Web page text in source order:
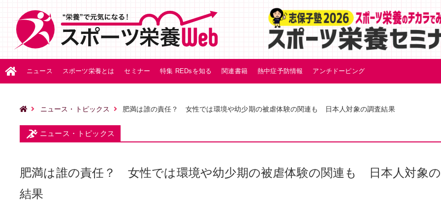
ニュース スポーツ栄養とは セミナー 特集 REDsを知る 関連書籍 熱中症予防情報 アンチドーピング
ニュース・トピックス 肥満は誰の責任？ 女性では環境や幼少期の被虐体験の関連も 日本人対象の調査結果
ニュース・トピックス
肥満は誰の責任？ 女性では環境や幼少期の被虐体験の関連も 日本人対象
結果